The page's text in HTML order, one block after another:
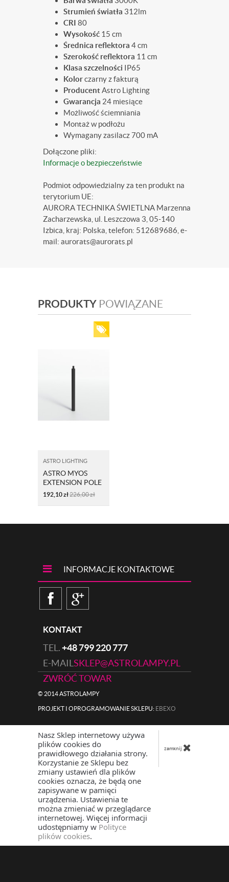
Strumień światła 312lm
CRI 80
Wysokość 15 cm
Średnica reflektora 4 cm
Szerokość reflektora 11 cm
Klasa szczelności IP65
Kolorczarny z fakturą
ProducentAstro Lighting
Gwarancja 24 miesiące
Możliwość ściemniania
Montaż w podłożu
Wymagany zasilacz 700 mA
Dołączone pliki:
Informacje o bezpieczeństwie
Podmiot odpowiedzialny za ten produkt na
terytorium UE:
AURORA TECHNIKA ŚWIETLNA Marzenna
Zacharzewska, ul. Leszczowa 3, 05-140
Izbica, kraj: Polska, telefon: 512689686, e-
mail: aurorats@aurorats.pl
PRODUKTY POWIĄZANE
ASTRO LIGHTING
ASTRO MYOS
EXTENSION POLE
6034001
192,10zł226,00zł
INFORMACJE KONTAKTOWE
KONTAKT
TEL.+48 799 220 777
E-MAIL SKLEP@ASTROLAMPY.PL
ZWRÓĆ TOWAR
© 2014 ASTROLAMPY
|
PROJEKT I OPROGRAMOWANIE SKLEPU: EBEXO
Nasz Sklep internetowy używa
plików cookies do
prawidłowego działania strony.
Korzystanie ze Sklepu bez
zmiany ustawień dla plików
cookies oznacza, że będą one
zapisywane w pamięci
urządzenia. Ustawienia te
można zmieniać w przeglądarce
internetowej. Więcej informacji
udostępniamy w Polityce
plików cookies.
zamknij